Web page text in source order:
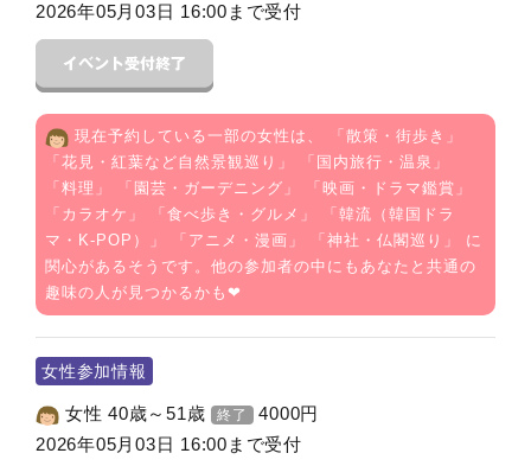
2026年05月03日 16:00まで受付
現在予約している一部の女性は、 「 散策・街歩き 」
「 花見・紅葉など自然景観巡り 」 「 国内旅行・温泉 」
「 料理 」 「 園芸・ガーデニング 」 「 映画・ドラマ鑑賞 」
「 カラオケ 」 「 食べ歩き・グルメ 」 「 韓流（韓国ドラ
マ・K-POP）
」 「 アニメ・漫画 」 「 神社・仏閣巡り 」 に
関心があるそうです。他の参加者の中にもあなたと共通の
趣味の人が見つかるかも❤
女性参加情報
女性 40歳～51歳 終了 4000円
2026年05月03日 16:00まで受付